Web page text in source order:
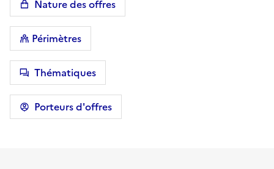
Nature des offres
Périmètres
Thématiques
Porteurs d'offres